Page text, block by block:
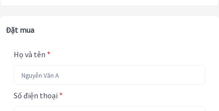
Đặt mua
Họ và tên *
Số điện thoại *